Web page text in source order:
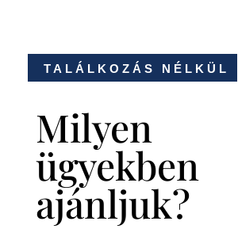
TALÁLKOZÁS NÉLKÜL
Milyen
ügyekben
ajánljuk?